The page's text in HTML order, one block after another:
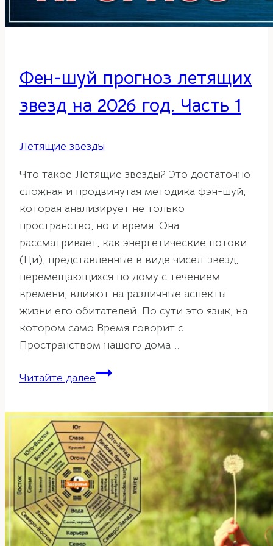
Фен-шуй прогноз летящих
звезд на 2026 год. Часть 1
Летящие звезды
Что такое Летящие звезды? Это достаточно
сложная и продвинутая методика фэн-шуй,
которая анализирует не только
пространство, но и время. Она
рассматривает, как энергетические потоки
(Ци), представленные в виде чисел-звезд,
перемещающихся по дому с течением
времени, влияют на различные аспекты
жизни его обитателей. По сути это язык, на
котором само Время говорит с
Пространством нашего дома….
Читайте далееФен-
летящих
звезд
на
2026
год.
Часть
1